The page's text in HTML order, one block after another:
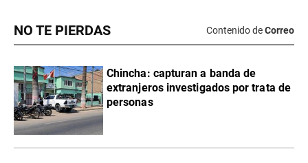
NO TE PIERDAS Contenido deCorreo
Chincha: capturan a banda de
extranjeros investigados por trata de
personas